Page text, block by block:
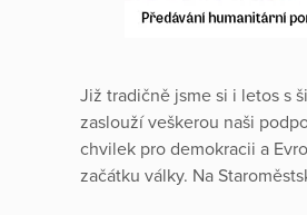
Již tradičně jsme si i letos s
zaslouží veškerou naši
chvilek pro demokracii a
začátku války. Na